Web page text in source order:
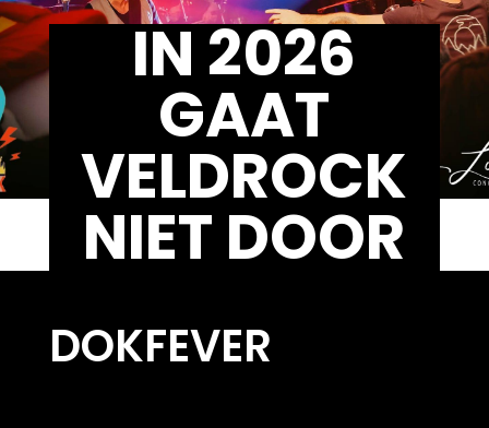
IN 2026
GAAT
VELDROCK
NIET DOOR
DOKFEVER